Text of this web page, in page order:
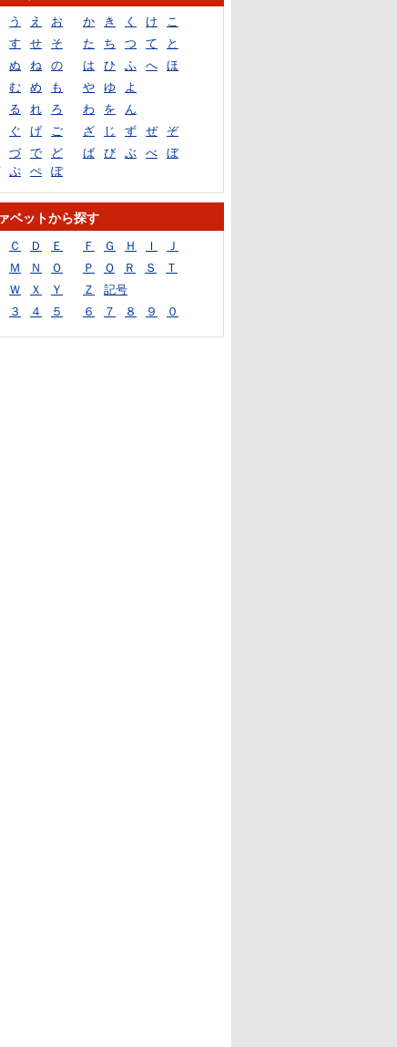
う え お か き く け
こ
す せ そ た ち つ て
と
ぬ ね の は ひ ふ へ
ほ
む め も や ゆ
よ
る れ ろ わ を
ん
ぐ げ ご ざ じ ず ぜ
ぞ
づ で ど ば び ぶ べ
ぼ
ぷ ぺ ぽ
ベットから探す
Ｃ Ｄ Ｅ Ｆ Ｇ Ｈ Ｉ
Ｊ
Ｍ Ｎ Ｏ Ｐ Ｑ Ｒ Ｓ
Ｔ
Ｗ Ｘ Ｙ Ｚ
記号
３ ４ ５ ６ ７ ８ ９ ０